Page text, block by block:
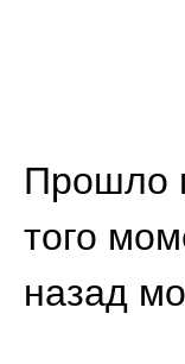
Прошло
того
назад